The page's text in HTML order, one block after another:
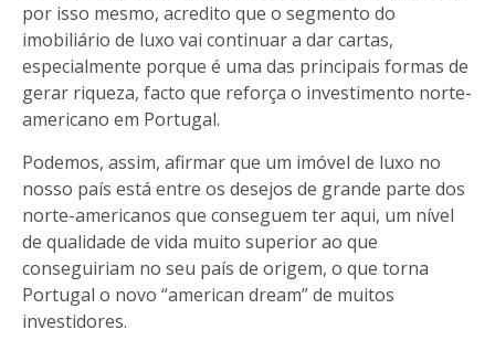
por isso mesmo, acredito que o segmento do
imobiliário de luxo vai continuar a dar cartas,
especialmente porque é uma das principais formas de
gerar riqueza, facto que reforça o investimento norte-
americano em Portugal.
Podemos, assim, afirmar que um imóvel de luxo no
nosso país está entre os desejos de grande parte dos
norte-americanos que conseguem ter aqui, um nível
de qualidade de vida muito superior ao que
conseguiriam no seu país de origem, o que torna
Portugal o novo “american dream” de muitos
investidores.